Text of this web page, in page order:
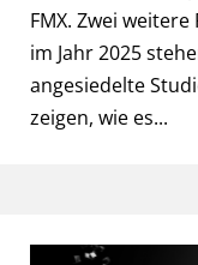
FMX. Zwei
im Jahr 2025
angesiedelte
zeigen, wie es...